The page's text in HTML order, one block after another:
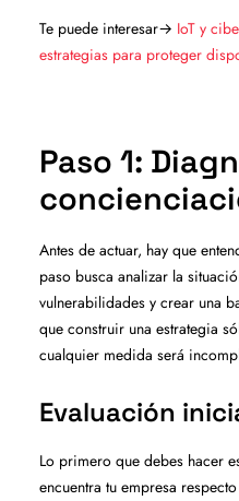
Te puede interesar→ IoT y
estrategias para proteger
Paso 1:
Antes de actuar, hay que
paso busca analizar la
vulnerabilidades y crear una
que construir una estrategia
cualquier medida será
Evaluación
Lo primero que debes hacer
encuentra tu empresa